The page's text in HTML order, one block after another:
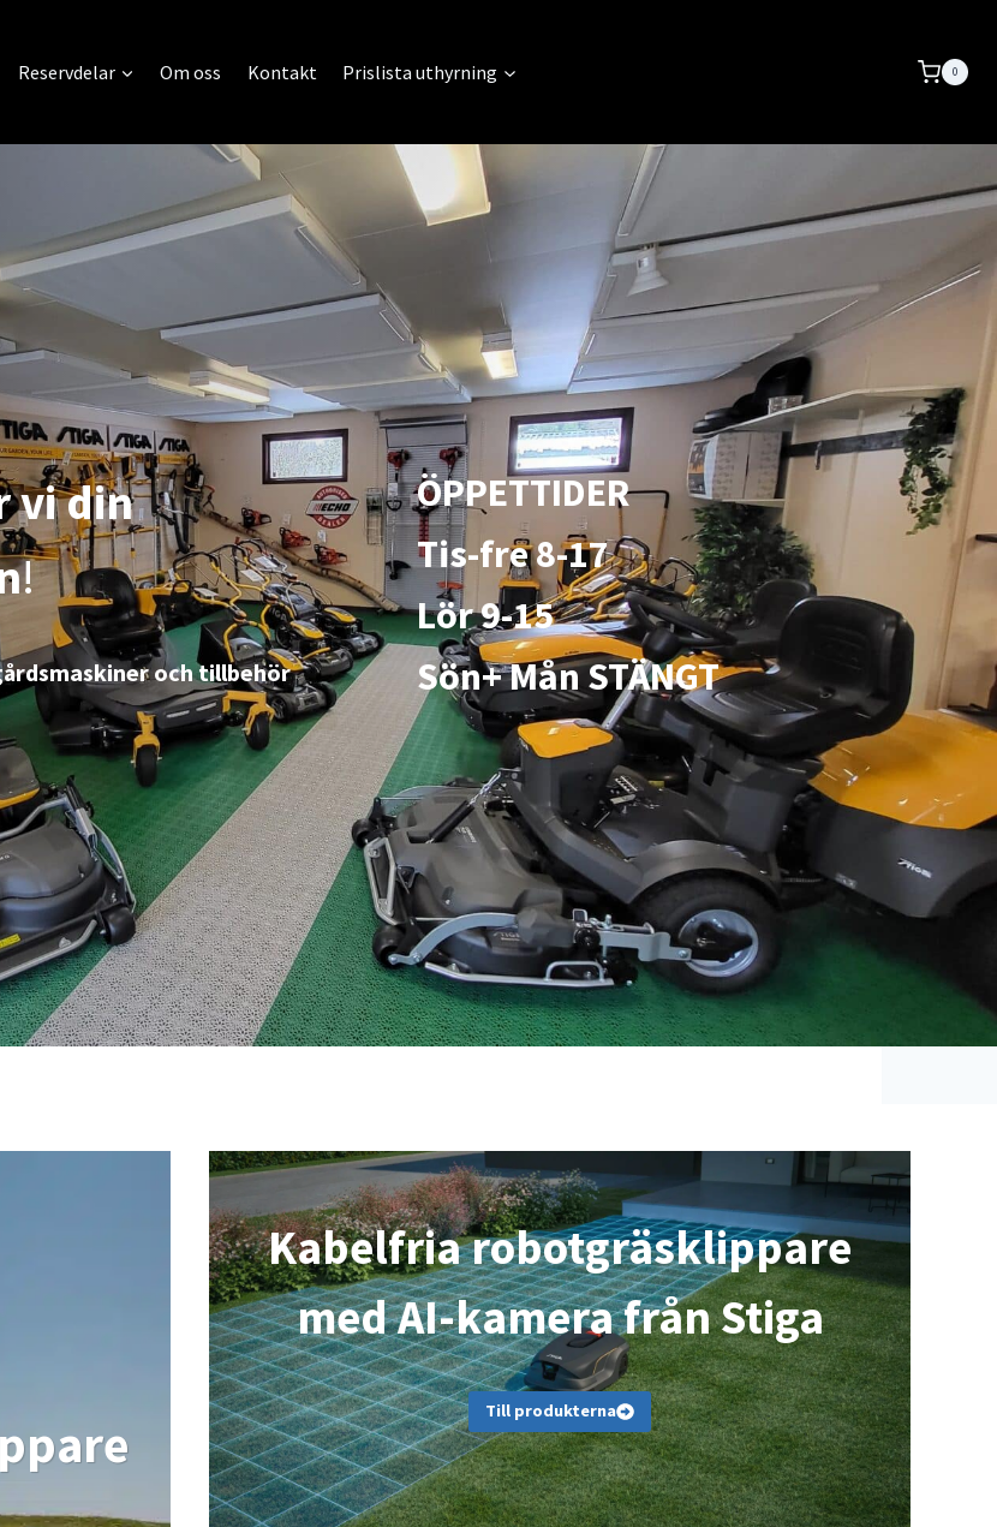
Reservdelar Om oss Kontakt Prislista uthyrning 0
vi din
!
och tillbehör
ÖPPETTIDER
Tis-fre 8-17
Lör 9-15
Sön+ Mån STÄNGT
Kabelfria robotgräsklippare
medAI-kamera från Stiga
Till produkterna